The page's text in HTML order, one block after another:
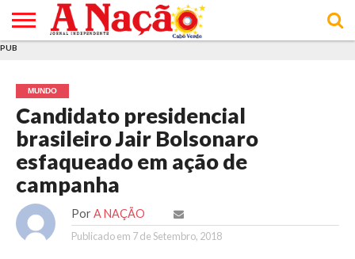
E DE
COOKIES
DE
UTILIZAÇÃO
PUB
MUNDO
Candidato presidencial
brasileiro Jair Bolsonaro
esfaqueado em ação de
campanha
Por A NAÇÃO
Publicado em 7 de Setembro, 2018